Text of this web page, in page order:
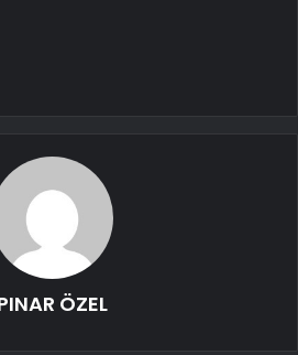
ÖZEL